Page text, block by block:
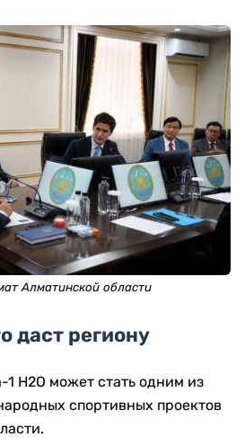
Алматинской области
даст региону
H2O может стать одним из
спортивных проектов